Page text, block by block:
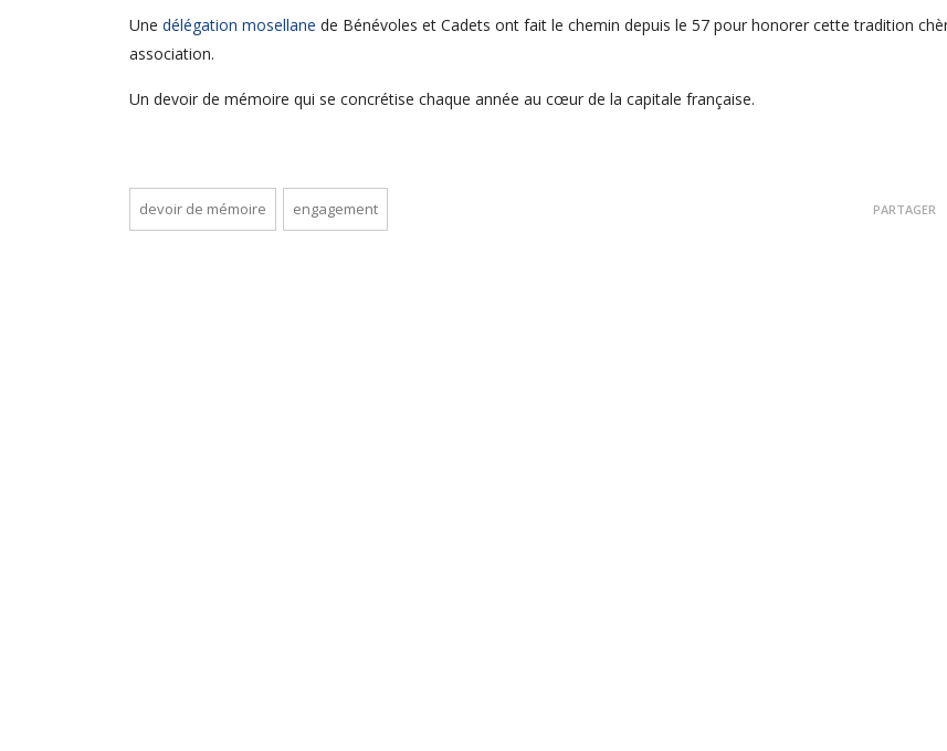
Une délégation mosellane de Bénévoles et Cadets ont fait le chemin depuis le 57 pour honorer cette tradition
association.
Un devoir de mémoire qui se concrétise chaque année au cœur de la capitale française.
devoir de mémoire engagement PARTAGER